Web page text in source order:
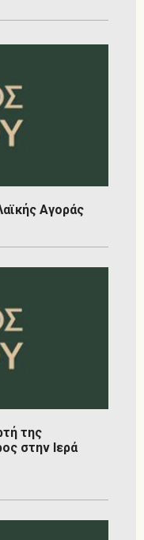
Αγοράς
της
στην Ιερά